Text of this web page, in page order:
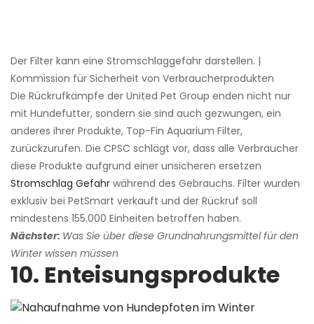
Der Filter kann eine Stromschlaggefahr darstellen. |
Kommission für Sicherheit von Verbraucherprodukten
Die Rückrufkämpfe der United Pet Group enden nicht nur
mit Hundefutter, sondern sie sind auch gezwungen, ein
anderes ihrer Produkte, Top-Fin Aquarium Filter,
zurückzurufen. Die CPSC schlägt vor, dass alle Verbraucher
diese Produkte aufgrund einer unsicheren ersetzen
Stromschlag Gefahr während des Gebrauchs. Filter wurden
exklusiv bei PetSmart verkauft und der Rückruf soll
mindestens 155.000 Einheiten betroffen haben.
Nächster: Was Sie über diese Grundnahrungsmittel für den
Winter wissen müssen
10. Enteisungsprodukte